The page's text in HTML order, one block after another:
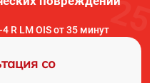
R LM OIS от 35 минут
со